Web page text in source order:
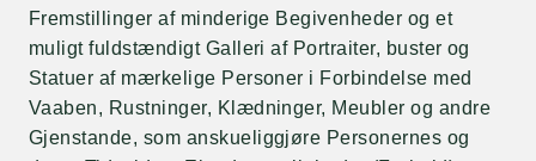
Fremstillinger af minderige Begivenheder og et
muligt fuldstændigt Galleri af Portraiter, buster og
Statuer af mærkelige Personer i Forbindelse med
Vaaben, Rustninger, Klædninger, Meubler og andre
Gjenstande, som anskueliggjøre Personernes og